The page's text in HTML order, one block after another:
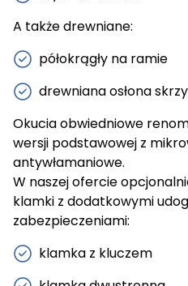
A także drewniane:
półokrągły na ramie
drewniana osłona
Okucia obwiedniowe
wersji podstawowej z
antywłamaniowe.
W naszej ofercie
klamki z dodatkowymi
zabezpieczeniami:
klamka z kluczem